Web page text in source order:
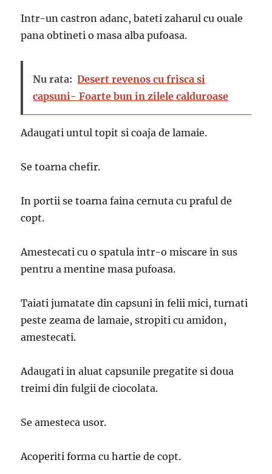
Intr-un castron adanc, bateti zaharul cu ouale
pana obtineti o masa alba pufoasa.
Nu rata: Desert revenos cu frisca si
capsuni- Foarte bun in zilele calduroase
Adaugati untul topit si coaja de lamaie.
Se toarna chefir.
In portii se toarna faina cernuta cu praful de
copt.
Amestecati cu o spatula intr-o miscare in sus
pentru a mentine masa pufoasa.
Taiati jumatate din capsuni in felii mici, turnati
peste zeama de lamaie, stropiti cu amidon,
amestecati.
Adaugati in aluat capsunile pregatite si doua
treimi din fulgii de ciocolata.
Se amesteca usor.
Acoperiti forma cu hartie de copt.